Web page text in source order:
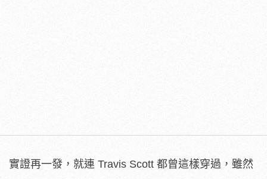
實證再一發，就連 Travis Scott 都曾這樣穿過，雖然